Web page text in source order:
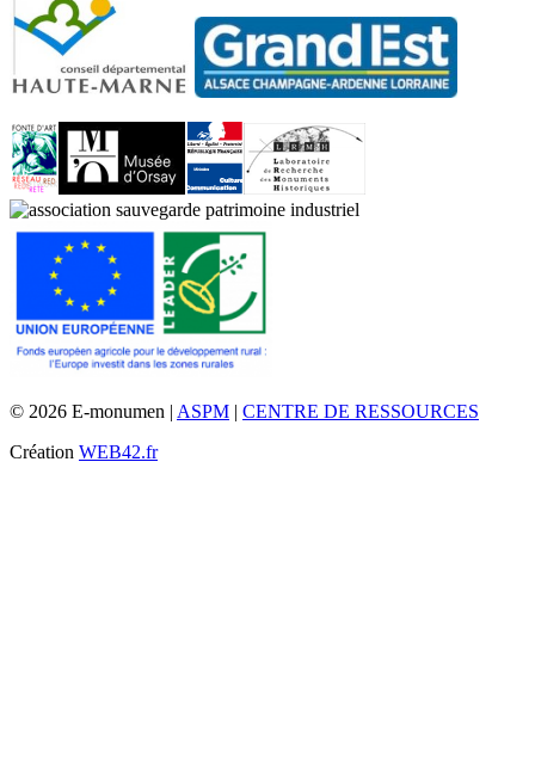
© 2026 E-monumen | ASPM | CENTRE DE RESSOURCES
Création WEB42.fr